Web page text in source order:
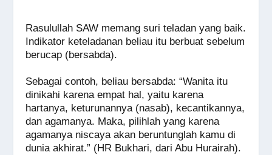
o
k
p
Rasulullah SAW memang suri teladan yang baik.
Indikator keteladanan beliau itu berbuat sebelum
berucap (bersabda).
Sebagai contoh, beliau bersabda: “Wanita itu
dinikahi karena empat hal, yaitu karena
hartanya, keturunannya (nasab), kecantikannya,
dan agamanya. Maka, pilihlah yang karena
agamanya niscaya akan beruntunglah kamu di
dunia akhirat.” (HR Bukhari, dari Abu Hurairah).